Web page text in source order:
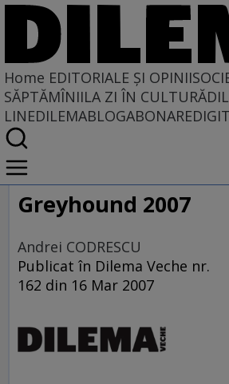
Home EDITORIALE ȘI OPINII
SĂPTĂMÎNIILA ZI ÎN CULTURĂ
LINEDILEMABLOGABONARE
Home
EDITORIALE ȘI OPINII
TÎLC SHOW
Greyhound 2007
Andrei CODRESCU
Publicat în Dilema Veche nr.
162 din 16 Mar 2007